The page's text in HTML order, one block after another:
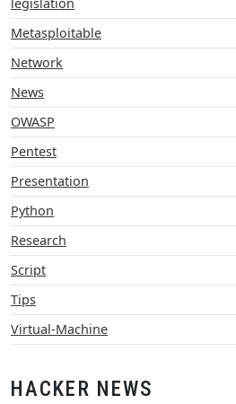
Metasploitable
Network
News
OWASP
Pentest
Presentation
Python
Research
Script
Tips
Virtual-Machine
HACKER NEWS